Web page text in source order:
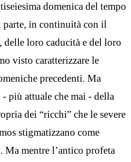
domenica del tempo
in continuità con il
delle loro caducità e del loro
visto caratterizzare le
precedenti. Ma
più attuale che mai - della
dei “ricchi” che le severe
stigmatizzano come
Ma mentre l’antico profeta